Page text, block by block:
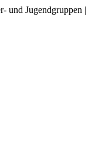
und Jugendgruppen |